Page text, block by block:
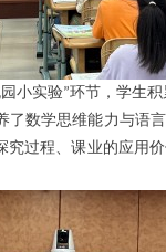
小实验”环节，学生积
数学思维能力与语
究过程、课业的应用